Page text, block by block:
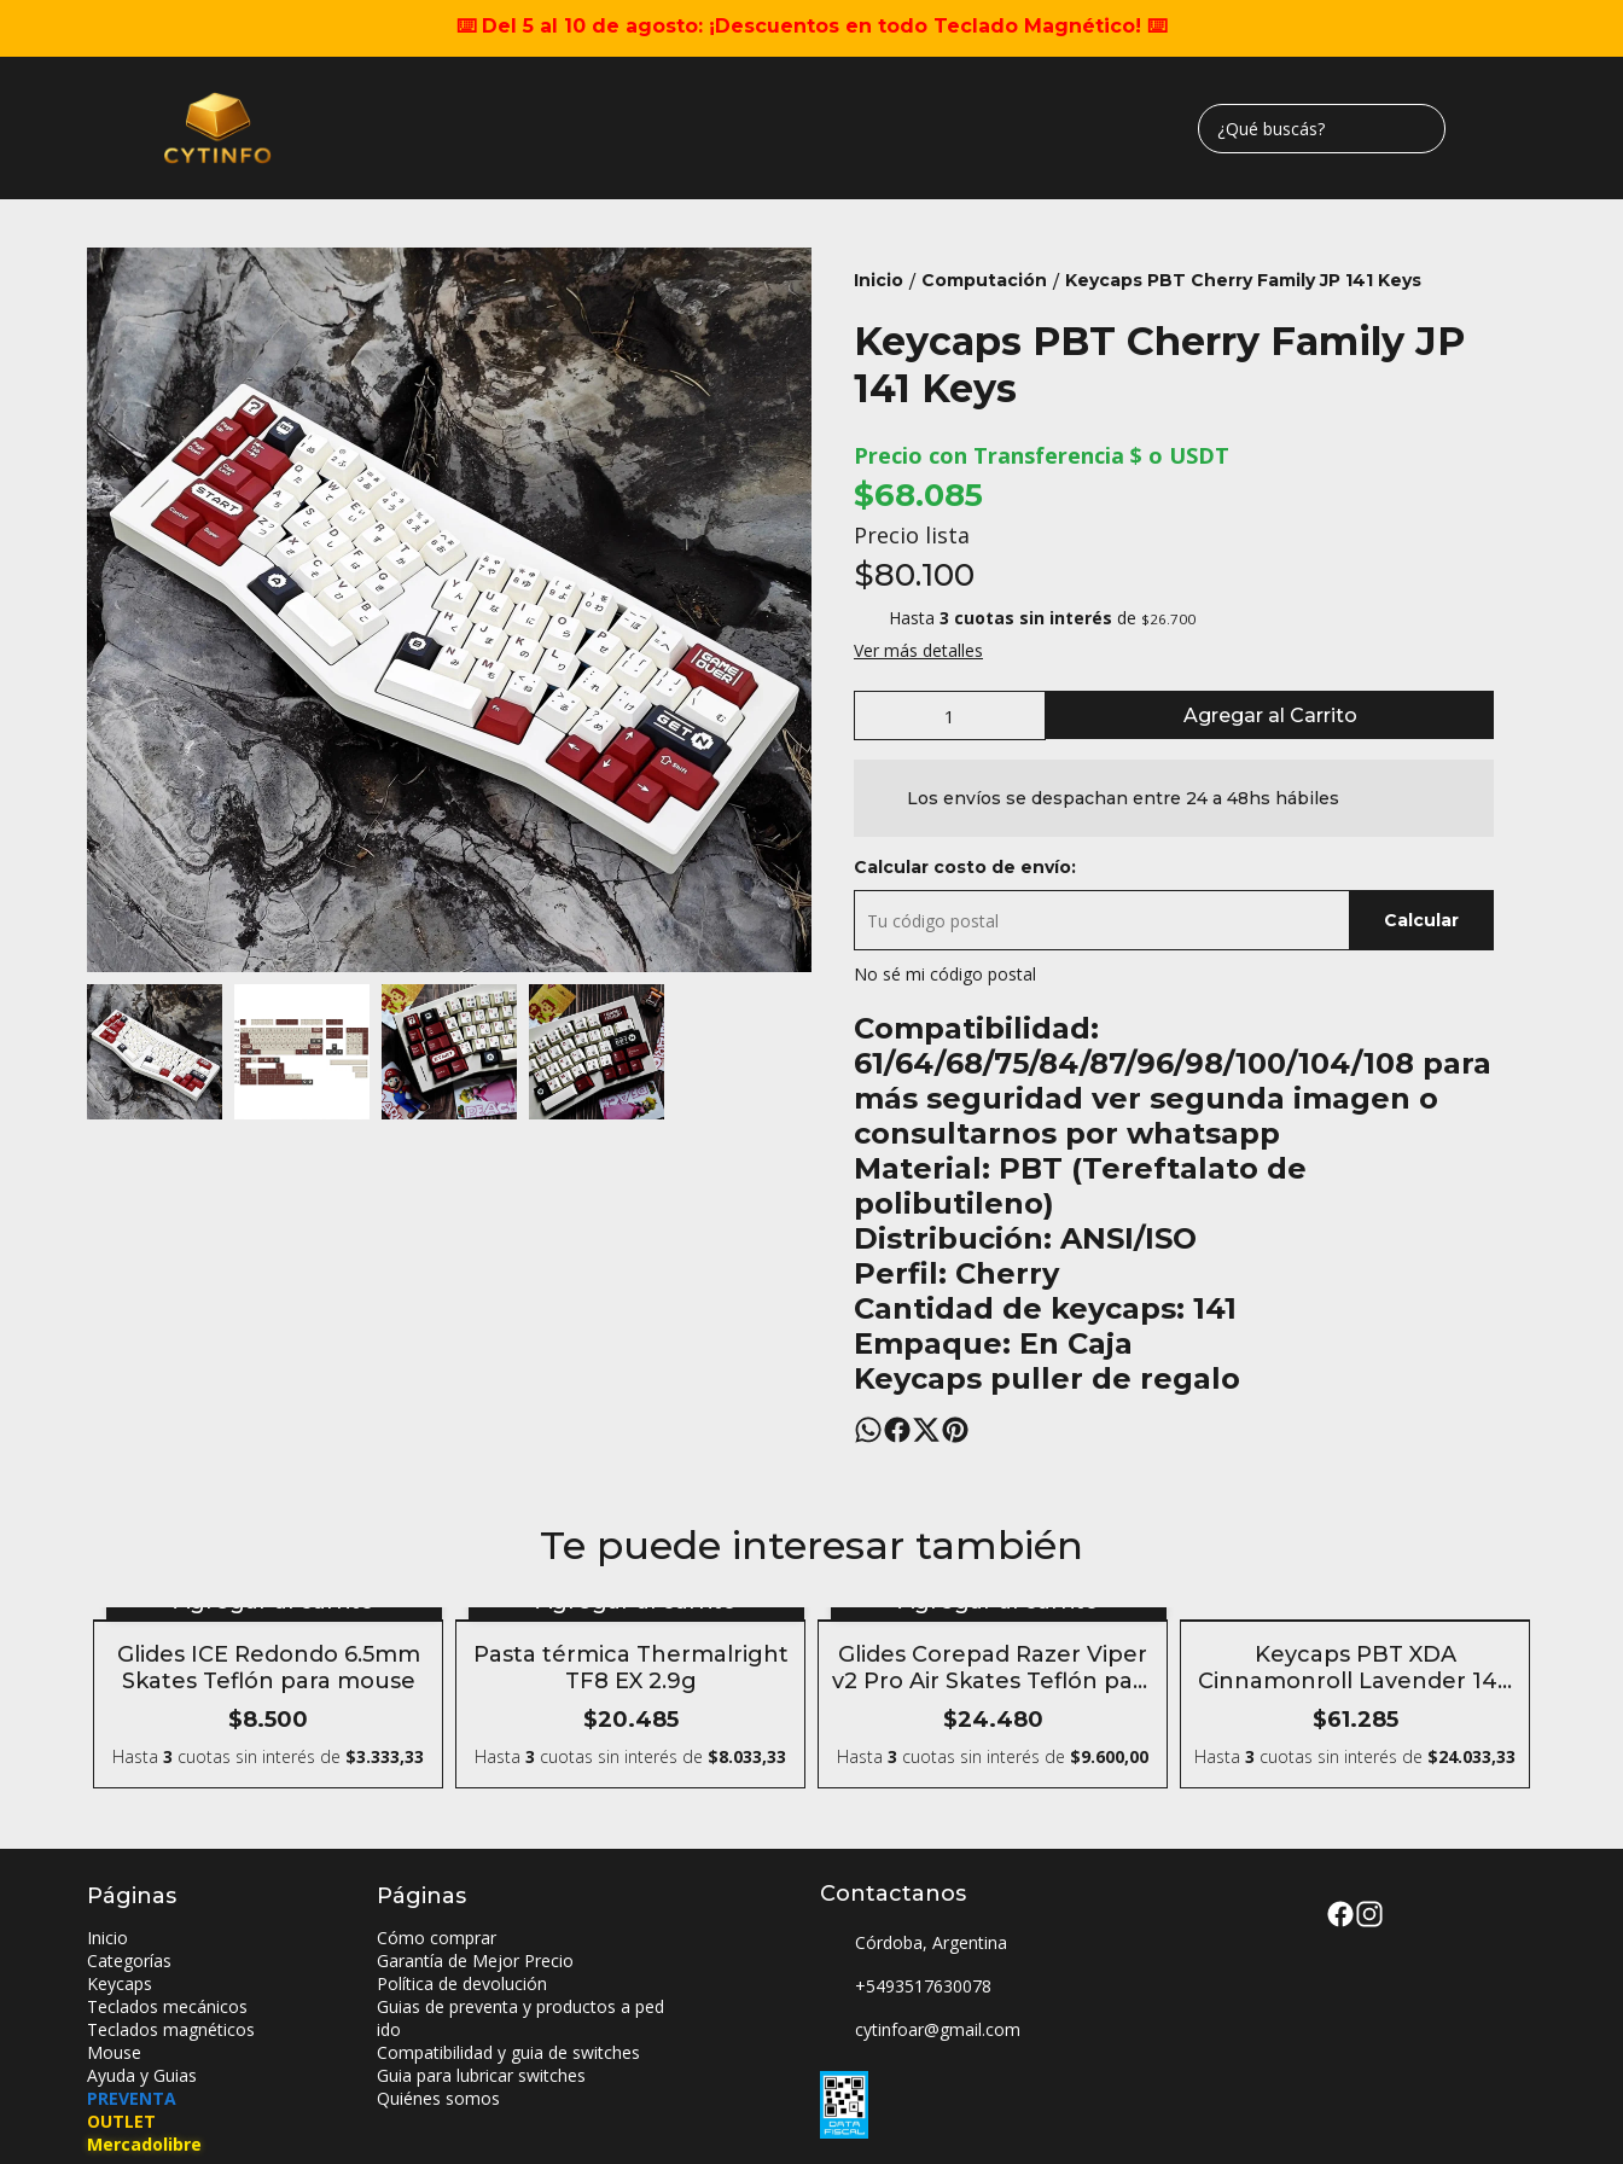
⌨️ Del 5 al 10 de agosto: ¡Descuentos en todo Teclado Magnético! ⌨️
Inicio / Computación / Keycaps PBT Cherry Family JP 141 Keys
Keycaps PBT Cherry Family JP
141 Keys
Precio con Transferencia $ o USDT
$68.085
Precio lista
$80.100
Hasta 3 cuotas sin interés de $26.700
Ver más detalles
Agregar al Carrito
Los envíos se despachan entre 24 a 48hs hábiles
Calcular costo de envío:
Calcular
No sé mi código postal
Compatibilidad:
61/64/68/75/84/87/96/98/100/104/108 para
más seguridad ver segunda imagen o
consultarnos por whatsapp
Material: PBT (Tereftalato de
polibutileno)
Distribución: ANSI/ISO
Perfil: Cherry
Cantidad de keycaps: 141
Empaque: En Caja
Keycaps puller de regalo
Te puede interesar también
Agregar al carrito
Glides ICE Redondo 6.5mm
Skates Teflón para mouse
$8.500
Hasta 3 cuotas sin interés de $3.333,33
Agregar al carrito
Pasta térmica Thermalright
TF8 EX 2.9g
$20.485
Hasta 3 cuotas sin interés de $8.033,33
Agregar al carrito
Glides Corepad Razer Viper
v2 Pro Air Skates Teflón para
mouse
$24.480
Hasta 3 cuotas sin interés de $9.600,00
SIN STOCKKeycaps PBT XDA
Cinnamonroll Lavender 149
Keys
$61.285
Hasta 3 cuotas sin interés de $24.033,33
Páginas
Inicio
Categorías
Keycaps
Teclados mecánicos
Teclados magnéticos
Mouse
Ayuda y Guias
PREVENTA
OUTLET
Mercadolibre
Páginas
Cómo comprar
Garantía de Mejor Precio
Política de devolución
Guias de preventa y productos a ped
ido
Compatibilidad y guia de switches
Guia para lubricar switches
Quiénes somos
Contactanos
Córdoba, Argentina
+5493517630078
cytinfoar@gmail.com